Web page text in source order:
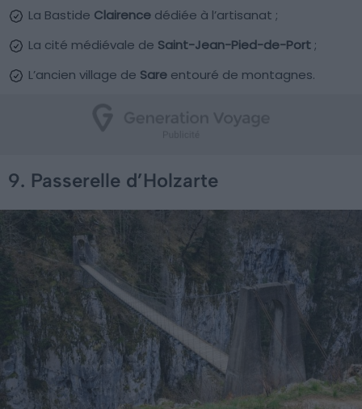
La Bastide Clairence dédiée à l’artisanat ;
La cité médiévale de Saint-Jean-Pied-de-Port ;
L’ancien village de Sare entouré de montagnes.
9. Passerelle d’Holzarte